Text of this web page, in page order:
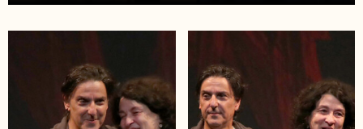
Yvan Attal et Noémie Lvovsky sur scène - Générale